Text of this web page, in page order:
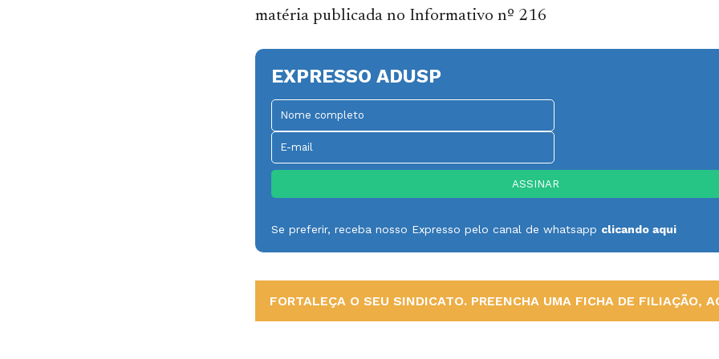
matéria publicada no Informativo nº 216
EXPRESSO ADUSP
Se preferir, receba nosso Expresso pelo canal de whatsapp clicando aqui
FORTALEÇA O SEU SINDICATO. PREENCHA UMA FICHA DE FILIAÇÃO,